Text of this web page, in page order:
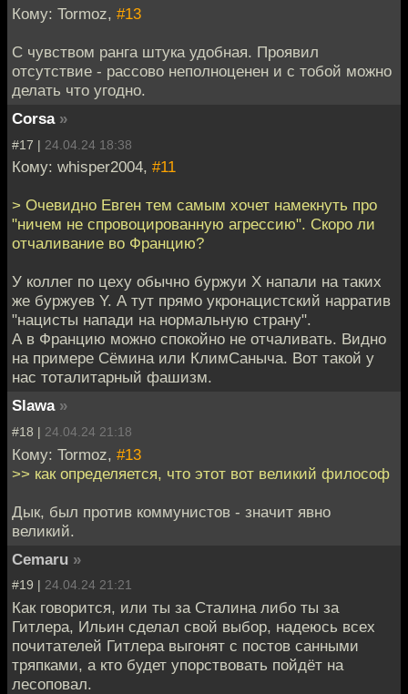
Кому: Tormoz, #13
С чувством ранга штука удобная. Проявил
отсутствие - рассово неполноценен и с тобой можно
делать что угодно.
Corsa »
#17 | 24.04.24 18:38
Кому: whisper2004, #11
> Очевидно Евген тем самым хочет намекнуть про
"ничем не спровоцированную агрессию". Скоро ли
отчаливание во Францию?
У коллег по цеху обычно буржуи Х напали на таких
же буржуев Y. А тут прямо укронацистский нарратив
"нацисты напади на нормальную страну".
А в Францию можно спокойно не отчаливать. Видно
на примере Сёмина или КлимСаныча. Вот такой у
нас тоталитарный фашизм.
Slawa »
#18 | 24.04.24 21:18
Кому: Tormoz, #13
>> как определяется, что этот вот великий философ
Дык, был против коммунистов - значит явно
великий.
Cemaru »
#19 | 24.04.24 21:21
Как говорится, или ты за Сталина либо ты за
Гитлера, Ильин сделал свой выбор, надеюсь всех
почитателей Гитлера выгонят с постов санными
тряпками, а кто будет упорствовать пойдёт на
лесоповал.